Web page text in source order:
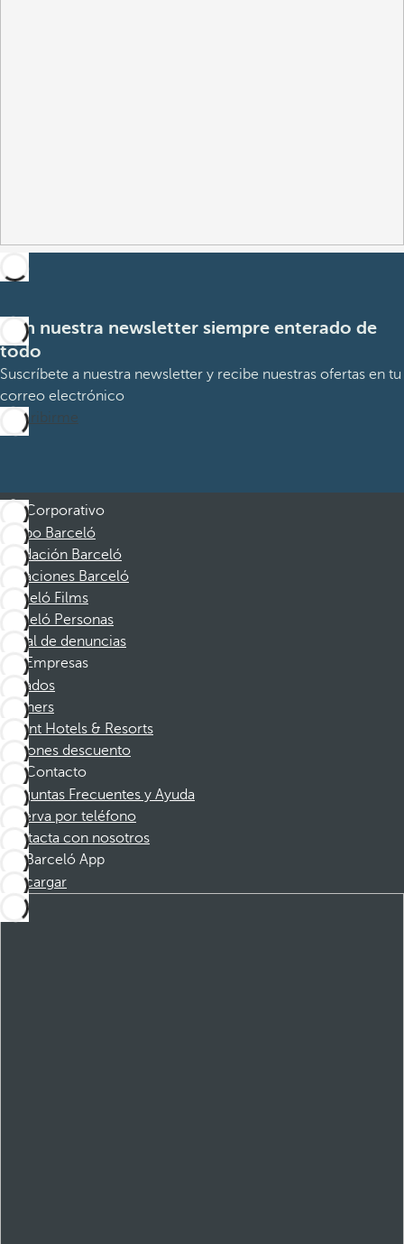
Con nuestra newsletter siempre enterado de
todo
Suscríbete a nuestra newsletter y recibe nuestras ofertas en tu
correo electrónico
Suscribirme
Corporativo
Grupo Barceló
Fundación Barceló
Vacaciones Barceló
Barceló Films
Barceló Personas
Canal de denuncias
Empresas
Afiliados
Partners
Dorint Hotels & Resorts
Cupones descuento
Contacto
Preguntas Frecuentes y Ayuda
Reserva por teléfono
Contacta con nosotros
Barceló App
Descargar